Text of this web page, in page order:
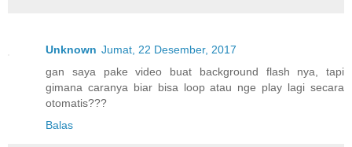
Unknown Jumat, 22 Desember, 2017
gan saya pake video buat background flash nya, tapi
gimana caranya biar bisa loop atau nge play lagi secara
otomatis???
Balas